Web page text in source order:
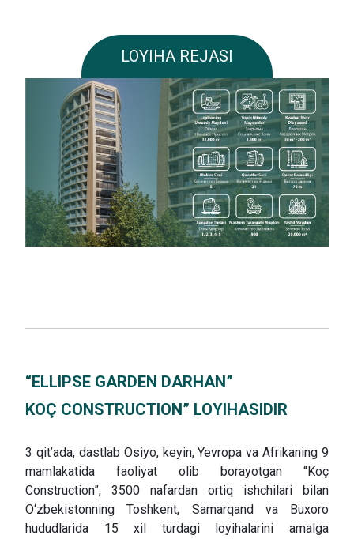
LOYIHA REJASI
“ELLIPSE GARDEN DARHAN”
KOÇ CONSTRUCTION” LOYIHASIDIR
3 qit’ada, dastlab Osiyo, keyin, Yevropa va Afrikaning 9
mamlakatida faoliyat olib borayotgan “Koç
Construction”, 3500 nafardan ortiq ishchilari bilan
O‘zbekistonning Toshkent, Samarqand va Buxoro
hududlarida 15 xil turdagi loyihalarini amalga